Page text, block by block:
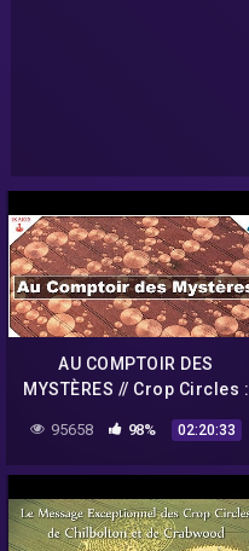
AU COMPTOIR DES
MYSTÈRES // Crop Circles :
95658 98% 02:20:33